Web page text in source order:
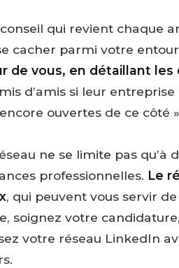
qui revient chaque
cacher parmi votre
de vous, en détaillant
d’amis si leur
ouvertes de ce côté
ne se limite pas qu’à
professionnelles. Le
, qui peuvent vous servir
soignez votre
votre réseau LinkedIn